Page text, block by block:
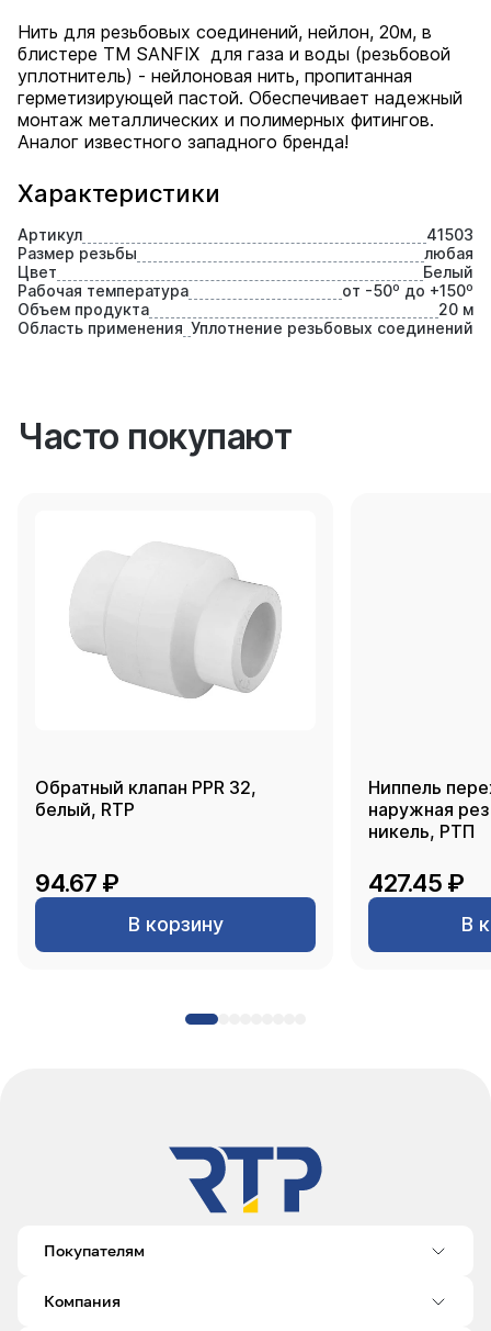
Характеристики
Артикул
41503
Размер резьбы
любая
Цвет
Белый
Рабочая температура
от -50⁰ до +150⁰
Объем продукта
20 м
Область применения Уплотнение резьбовых соединений
Нить для резьбовых соединений, нейлон, 20м, в
блистере ТМ SANFIX для газа и воды (резьбовой
уплотнитель) - нейлоновая нить, пропитанная
герметизирующей пастой. Обеспечивает надежный
монтаж металлических и полимерных фитингов.
Аналог известного западного бренда!
Часто покупают
Обратный клапан PPR 32,
белый, RTP
94.67 ₽
В корзину
Ниппель
наружная
никель, РТП
427.45 ₽
В
Покупателям
Компания